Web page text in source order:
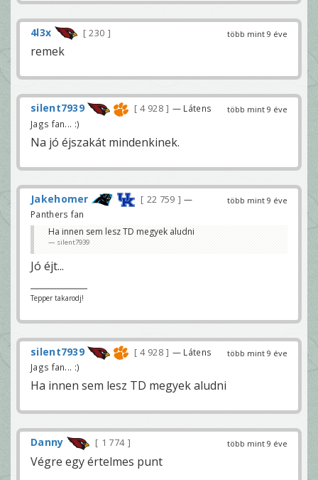
több mint 9 éve
4l3x 230
remek
több mint 9 éve
silent7939 4 928
— Látens
Jags fan... :)
Na jó éjszakát mindenkinek.
több mint 9 éve
Jakehomer 22 759
—
Panthers fan
Ha innen sem lesz TD megyek aludni
silent7939
Jó éjt...
Tepper takarodj!
több mint 9 éve
silent7939 4 928
— Látens
Jags fan... :)
Ha innen sem lesz TD megyek aludni
több mint 9 éve
Danny 1 774
Végre egy értelmes punt